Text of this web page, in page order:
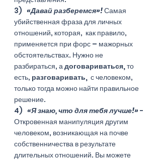
3) «Давай разберемся»! Самая
убийственная фраза для личных
отношений, которая,  как правило,
применяется при форс – мажорных
обстоятельствах. Нужно не
разбираться, а договариваться, то
есть, разговаривать, с человеком,
только тогда можно найти правильное
решение.
4) «Я знаю, что для тебя лучше!» -
Откровенная манипуляция другим
человеком, возникающая на почве
собственничества в результате
длительных отношений. Вы можете